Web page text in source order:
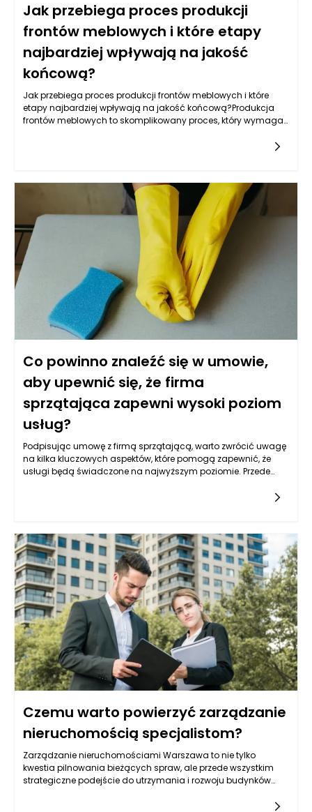
Jak przebiega proces produkcji
frontów meblowych i które etapy
najbardziej wpływają na jakość
końcową?
Jak przebiega proces produkcji frontów meblowych i które
etapy najbardziej wpływają na jakość końcową?Produkcja
frontów meblowych to skomplikowany proces, który wymaga
Co powinno znaleźć się w umowie,
aby upewnić się, że firma
sprzątająca zapewni wysoki poziom
usług?
Podpisując umowę z firmą sprzątającą, warto zwrócić uwagę
na kilka kluczowych aspektów, które pomogą zapewnić, że
usługi będą świadczone na najwyższym poziomie. Przede
czyszczenie wykładzin. Klient powinien mieć pewność, że
wszystkie istotne elementy są uwzględnione w ofercie. W
przeciwnym razie, może dojść do nieporozumień i
niezrealizowania oczekiwań.
Czemu warto powierzyć zarządzanie
nieruchomością specjalistom?
Zarządzanie nieruchomościami Warszawa to nie tylko
kwestia pilnowania bieżących spraw, ale przede wszystkim
strategiczne podejście do utrzymania i rozwoju budynków
znajomości przepisów, a także doświadczenia, które pozwala